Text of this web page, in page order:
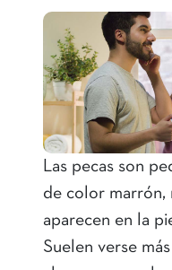
Las pecas son
de color marrón,
aparecen en la
Suelen verse